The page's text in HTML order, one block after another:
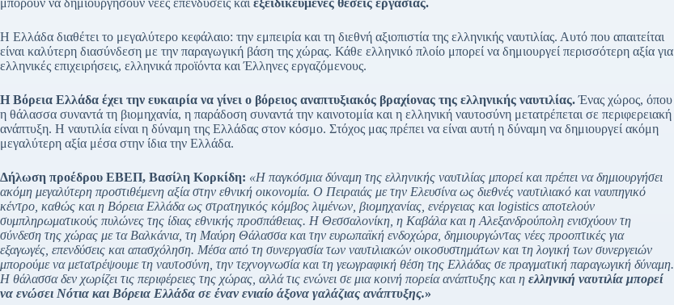
Η Ελλάδα διαθέτει το μεγαλύτερο κεφάλαιο: την εμπειρία και τη διεθνή αξιοπιστία της ελληνικής ναυτιλίας. Αυτό που απαιτείται
είναι καλύτερη διασύνδεση με την παραγωγική βάση της χώρας. Κάθε ελληνικό πλοίο μπορεί να δημιουργεί περισσότερη αξία για
ελληνικές επιχειρήσεις, ελληνικά προϊόντα και Έλληνες εργαζόμενους.
Η Βόρεια Ελλάδα έχει την ευκαιρία να γίνει ο βόρειος αναπτυξιακός βραχίονας της ελληνικής ναυτιλίας.Ένας χώρος, όπου
η θάλασσα συναντά τη βιομηχανία, η παράδοση συναντά την καινοτομία και η ελληνική ναυτοσύνη μετατρέπεται σε περιφερειακή
ανάπτυξη. Η ναυτιλία είναι η δύναμη της Ελλάδας στον κόσμο. Στόχος μας πρέπει να είναι αυτή η δύναμη να δημιουργεί ακόμη
μεγαλύτερη αξία μέσα στην ίδια την Ελλάδα.
Δήλωση προέδρου ΕΒΕΠ, Βασίλη Κορκίδη: «Η παγκόσμια δύναμη της ελληνικής ναυτιλίας μπορεί και πρέπει να δημιουργήσει
ακόμη μεγαλύτερη προστιθέμενη αξία στην εθνική οικονομία. Ο Πειραιάς με την Ελευσίνα ως διεθνές ναυτιλιακό και ναυπηγικό
κέντρο καθώς και η Βόρεια Ελλάδα ως στρατηγικός κόμβος λιμένων, βιομηχανίας, ενέργειας και logistics αποτελούν
συμπληρωματικούς πυλώνες της ίδιας εθνικής προσπάθειας. Η Θεσσαλονίκη, η Καβάλα και η Αλεξανδρούπολη ενισχύουν τη
σύνδεση της χώρας με τα Βαλκάνια, τη Μαύρη Θάλασσα και την ευρωπαϊκή ενδοχώρα, δημιουργώντας νέες προοπτικές για
εξαγωγές, επενδύσεις και απασχόληση. Μέσα από τη συνεργασία των ναυτιλιακών οικοσυστημάτων και τη λογική των συνεργειών
μπορούμε να μετατρέψουμε τη ναυτοσύνη, την τεχνογνωσία και τη γεωγραφική θέση της Ελλάδας σε πραγματική παραγωγική δύναμη.
Η θάλασσα δεν χωρίζει τις περιφέρειες της χώρας, αλλά τις ενώνει σε μια κοινή πορεία ανάπτυξης και η ελληνική ναυτιλία μπορεί
να ενώσει Νότια και Βόρεια Ελλάδα σε έναν ενιαίο άξονα γαλάζιας ανάπτυξης.»